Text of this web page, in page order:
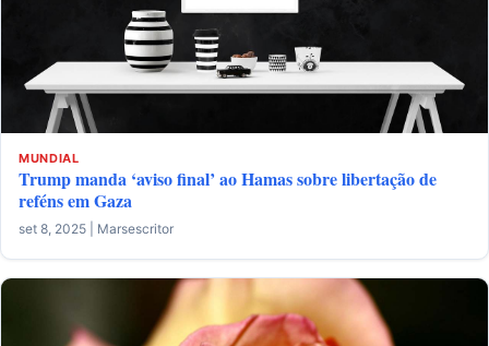
MUNDIAL
Trump manda ‘aviso final’ ao Hamas sobre libertação de
reféns em Gaza
set 8, 2025 | Marsescritor